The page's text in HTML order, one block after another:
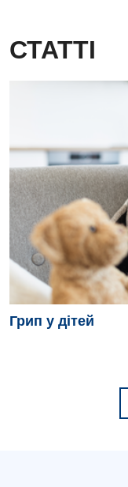
СТАТТІ
Грип у дітей